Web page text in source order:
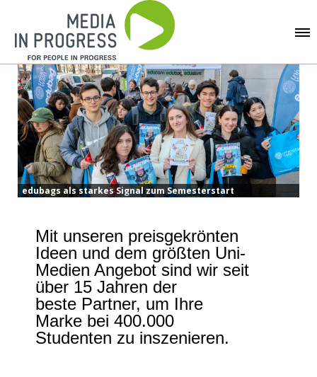
edubags als starkes Signal zum Semesterstart
Mit unseren preisgekrönten
Ideen und dem größten Uni-
Medien Angebot sind wir seit
über 15 Jahren der
beste Partner, um Ihre
Marke bei 400.000
Studenten zu inszenieren.